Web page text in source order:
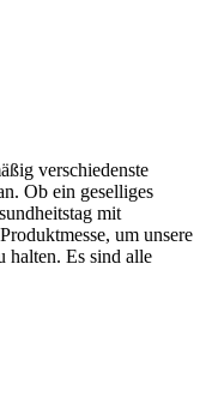
verschiedenste
Ob ein geselliges
mit
um unsere
halten. Es sind alle